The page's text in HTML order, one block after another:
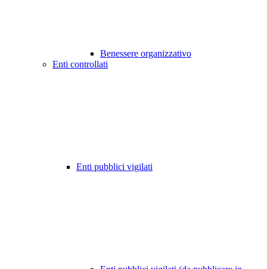
Benessere organizzativo
Enti controllati
Enti pubblici vigilati